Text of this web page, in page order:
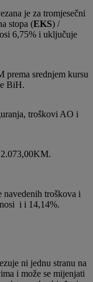
je za tromjesečni
stopa (EKS) /
6,75% i uključuje
prema srednjem kursu
BiH.
troškovi AO i
troškova i
i i 14,14%.
ni jednu stranu na
i može se mijenjati